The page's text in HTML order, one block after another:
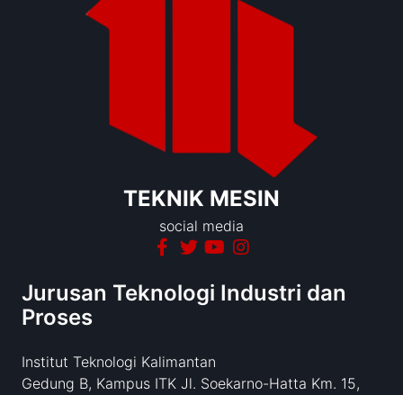
TEKNIK MESIN
social media
Jurusan Teknologi Industri dan
Proses
Institut Teknologi Kalimantan
Gedung B, Kampus ITK Jl. Soekarno-Hatta Km. 15,